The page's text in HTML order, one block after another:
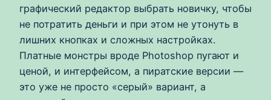
графический редактор выбрать новичку, чтобы
не потратить деньги и при этом не утонуть в
лишних кнопках и сложных настройках.
Платные монстры вроде Photoshop пугают и
ценой, и интерфейсом, а пиратские версии —
это уже не просто «серый» вариант, а